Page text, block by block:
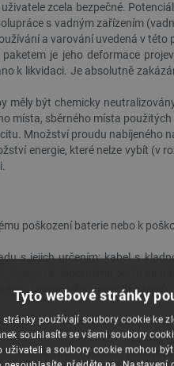
zcela bezpečné.
s vadným zařízením
a varování uvedená v této
je jeho deformace
k likvidaci. Je absolutně
měly být chemicky
místa, sběrného místa
Množství proudu nabíjeného
energie, které nelze vybít
poškození baterie nebo k
s jejich určením: kabel s
k zápornému portu na
formy. Vlhký povrch
Proto je třeba věnovat
nepropichujte jej,
obalu a nepředvídané,
Tyto webové stránky
stránky používají soubory cookie ke
souhlasíte se všemi soubory
uživateli a soubory cookie mohou